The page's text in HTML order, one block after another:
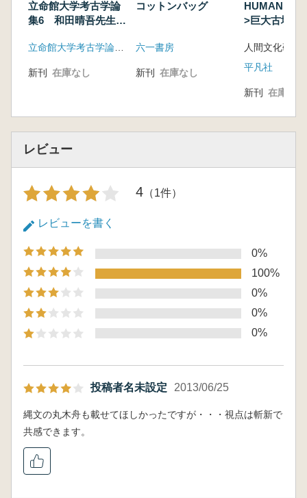
立命館大学考古学論
集6 和田晴吾先生定
立命館大学考古学論集刊行会
新刊 在庫なし
コットンバッグ
六一書房
新刊 在庫なし
HUMAN
>巨大古墳と
平凡社
新刊 在庫なし
レビュー
4 （1件）
レビューを書く
0%
100%
0%
0%
0%
投稿者名未設定 2013/06/25
縄文の丸木舟も載せてほしかったですが・・・視点は斬新で
共感できます。